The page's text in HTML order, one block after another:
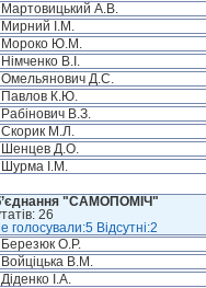
Мартовицький А.В.
Мирний І.М.
Мороко Ю.М.
Німченко В.І.
Омельянович Д.С.
Павлов К.Ю.
Рабінович В.З.
Скорик М.Л.
Шенцев Д.О.
Шурма І.М.
"САМОПОМІЧ"
26
Відсутні:2
Березюк О.Р.
Войціцька В.М.
Діденко І.А.